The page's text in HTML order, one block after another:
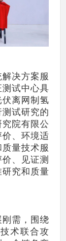
决方案服
试中心具
离网制氢
试研究的
院有限公
、环境适
量技术服
、见证测
究和质量
需，围绕
术联合攻